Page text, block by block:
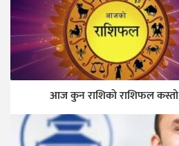
आज कुन राशिकाे राशिफल कस्ताे